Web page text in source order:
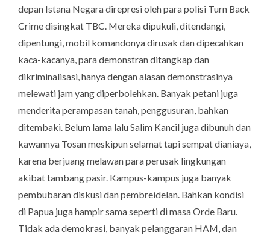
depan Istana Negara direpresi oleh para polisi Turn Back
Crime disingkat TBC. Mereka dipukuli, ditendangi,
dipentungi, mobil komandonya dirusak dan dipecahkan
kaca-kacanya, para demonstran ditangkap dan
dikriminalisasi, hanya dengan alasan demonstrasinya
melewati jam yang diperbolehkan. Banyak petani juga
menderita perampasan tanah, penggusuran, bahkan
ditembaki. Belum lama lalu Salim Kancil juga dibunuh dan
kawannya Tosan meskipun selamat tapi sempat dianiaya,
karena berjuang melawan para perusak lingkungan
akibat tambang pasir. Kampus-kampus juga banyak
pembubaran diskusi dan pembreidelan. Bahkan kondisi
di Papua juga hampir sama seperti di masa Orde Baru.
Tidak ada demokrasi, banyak pelanggaran HAM, dan